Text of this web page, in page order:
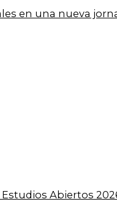
en una nueva
Abiertos